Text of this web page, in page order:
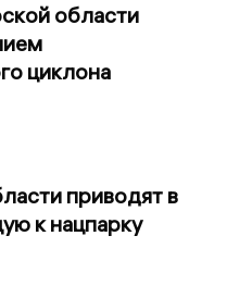
области
циклона
приводят в
к нацпарку